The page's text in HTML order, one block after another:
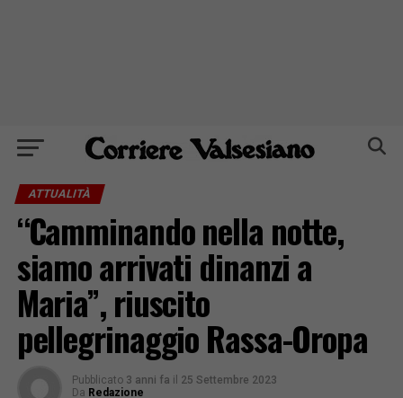
ATTUALITÀ
“Camminando nella notte,
siamo arrivati dinanzi a
Maria”, riuscito
pellegrinaggio Rassa-Oropa
Pubblicato 3 anni fa il 25 Settembre 2023
Da Redazione